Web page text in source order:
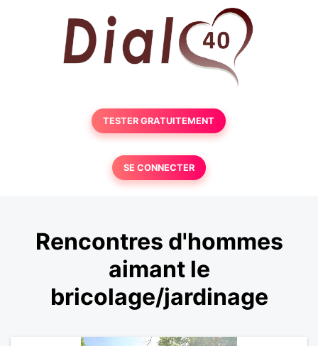
TESTER GRATUITEMENT
SE CONNECTER
Rencontres d'hommes
aimant le
bricolage/jardinage